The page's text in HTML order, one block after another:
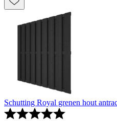
Schutting Royal grenen hout